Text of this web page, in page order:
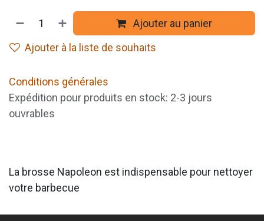
Ajouter au panier
Ajouter à la liste de souhaits
Conditions générales
Expédition pour produits en stock: 2-3 jours
ouvrables
La brosse Napoleon est indispensable pour nettoyer
votre barbecue